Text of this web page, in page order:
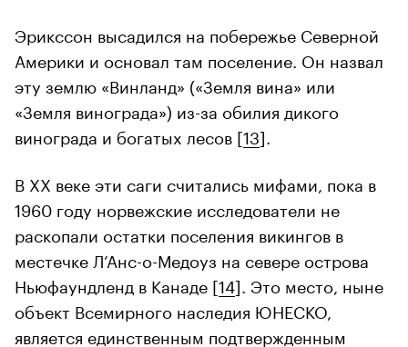
Эрикссон высадился на побережье Северной
Америки и основал там поселение. Он назвал
эту землю «Винланд» («Земля вина» или
«Земля винограда») из-за обилия дикого
винограда и богатых лесов [13].
В XX веке эти саги считались мифами, пока в
1960 году норвежские исследователи не
раскопали остатки поселения викингов в
местечке Л’Анс-о-Медоуз на севере острова
Ньюфаундленд в Канаде [14]. Это место, ныне
объект Всемирного наследия ЮНЕСКО,
является единственным подтвержденным